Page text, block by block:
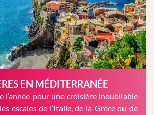
EN MÉDITERRANÉE
l’année pour une croisière inoubliable
escales de l’Italie, de la Grèce ou de